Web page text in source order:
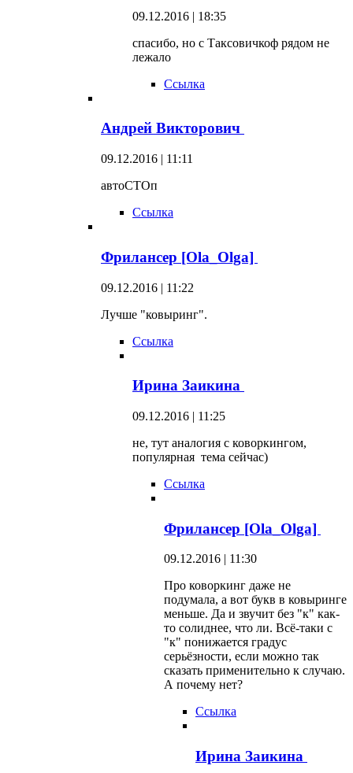
09.12.2016 | 18:35
спасибо, но с Таксовичкоф рядом не
лежало
Ссылка
Андрей Викторович
09.12.2016 | 11:11
автоСТОп
Ссылка
Фрилансер [Ola_Olga]
09.12.2016 | 11:22
Лучше "ковыринг".
Ссылка
Ирина Заикина
09.12.2016 | 11:25
не, тут аналогия с коворкингом,
популярная тема сейчас)
Ссылка
Фрилансер [Ola_Olga]
09.12.2016 | 11:30
Про коворкинг даже не
подумала, а вот букв в ковыринге
меньше. Да и звучит без "к" как-
то солиднее, что ли. Всё-таки с
"к" понижается градус
серьёзности, если можно так
сказать применительно к случаю.
А почему нет?
Ссылка
Ирина Заикина